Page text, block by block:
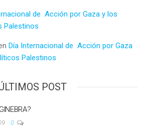
de Acción por Gaza y los
Palestinos
Día Internacional de Acción por Gaza
Palestinos
POST
0